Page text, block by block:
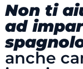
Non ti
ad
anche